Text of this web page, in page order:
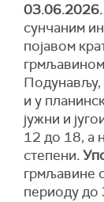
сунчаним
појавом
Подунављу,
и у
јужни и
12 до 18, а
степени.
грмљавинe
периоду до